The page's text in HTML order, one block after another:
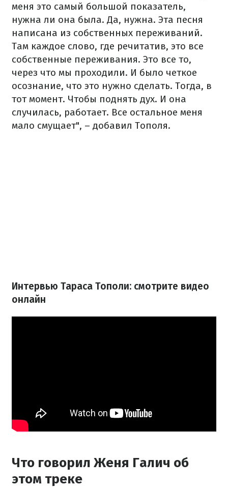
меня это самый большой показатель,
нужна ли она была. Да, нужна. Эта песня
написана из собственных переживаний.
Там каждое слово, где речитатив, это все
собственные переживания. Это все то,
через что мы проходили. И было четкое
осознание, что это нужно сделать. Тогда, в
тот момент. Чтобы поднять дух. И она
случилась, работает. Все остальное меня
мало смущает", – добавил Тополя.
Интервью Тараса Тополи: смотрите видео
онлайн
Что говорил Женя Галич об
этом треке